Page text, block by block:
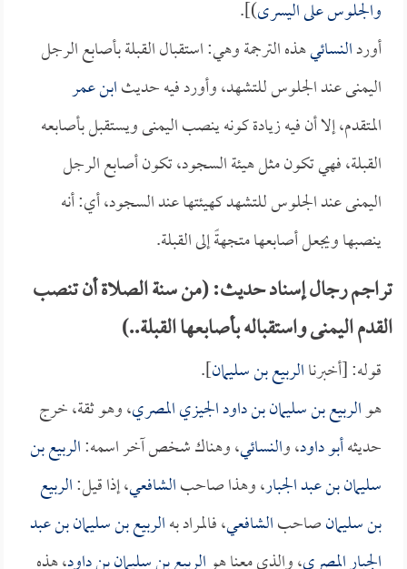
والجلوس على اليسرى)].
أوردالنسائيهذه الترجمة وهي: استقبال القبلة بأصابع الرجل
اليمنى عند الجلوس للتشهد، وأورد فيه حديثابن عمر
المتقدم، إلا أن فيه زيادة كونه ينصب اليمنى ويستقبل بأصابعه
القبلة، فهي تكون مثل هيئة السجود، تكون أصابع الرجل
اليمنى عند الجلوس للتشهد كهيئتها عند السجود، أي: أنه
ينصبها ويجعل أصابعها متجهةً إلى القبلة.
تراجم رجال إسناد حديث: (من سنة الصلاة أن تنصب
القدم اليمنى واستقباله بأصابعها القبلة..)
قوله: [أخبرناالربيع بن سليمان].
هوالربيع بن سليمان بن داود الجيزي المصري، وهو ثقة، خرج
حديثهأبو داود، والنسائي، وهناك شخص آخر اسمه:الربيع بن
سليمان بن عبد الجبار، وهذا صاحبالشافعي، إذا قيل:الربيع
بن سليمانصاحبالشافعي، فالمراد بهالربيع بن سليمان بن عبد